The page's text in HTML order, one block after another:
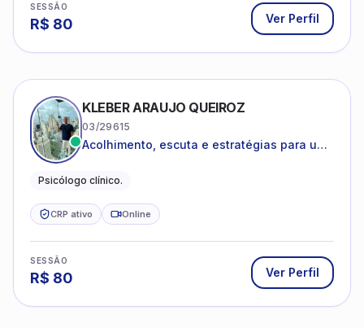
SESSÃO
R$ 80 Ver Perfil
KLEBER ARAUJO QUEIROZ
03/29615
Acolhimento, escuta e estratégias para uma
Psicólogo clínico.
CRP ativo Online
SESSÃO
R$ 80 Ver Perfil